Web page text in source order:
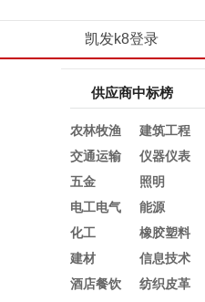
凯发k8登录
供应商中标榜
农林牧渔 建筑工程
交通运输
仪器仪表
五金
照明
电工电气
能源
化工
橡胶塑料
建材
信息技术
酒店餐饮
纺织皮革